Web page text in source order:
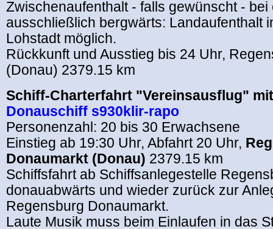
Zwischenaufenthalt - falls gewünscht - bei
ausschließlich bergwärts: Landaufenthalt
Lohstadt möglich.
Rückkunft und Ausstieg bis 24 Uhr,
(Donau) 2379.15 km
Schiff-Charterfahrt "Vereinsausflug"
Donauschiff s930klir-rapo
Personenzahl: 20 bis 30 Erwachsene
Einstieg ab 19:30 Uhr, Abfahrt 20 Uhr,
Donaumarkt (Donau) 2379.15 km
Schiffsfahrt ab Schiffsanlegestelle
donauabwärts und wieder zurück zur
Regensburg Donaumarkt.
Laute Musik muss beim Einlaufen in das